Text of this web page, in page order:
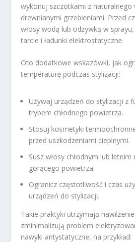
wykonuj szczotkami z naturalnego
drewnianymi grzebieniami. Przed
włosy wodą lub odżywką w
tarcie i ładunki elektrostatyczne.
Oto dodatkowe wskazówki, jak
temperaturę podczas stylizacji:
Używaj urządzeń do stylizacji z
trybem chłodnego powietrza.
Stosuj kosmetyki
przed uszkodzeniami cieplnymi.
Susz włosy chłodnym lub
gorącego powietrza.
Ogranicz częstotliwość i czas
urządzeń do stylizacji.
Takie praktyki utrzymają
zminimalizują problem
nawyki antystatyczne, na przykład: